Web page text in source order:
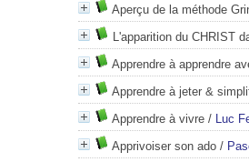
Aperçu de la méthode
L'apparition du CHRIST
Apprendre à apprendre
Apprendre à jeter &
Apprendre à vivre / Luc
Apprivoiser son ado /